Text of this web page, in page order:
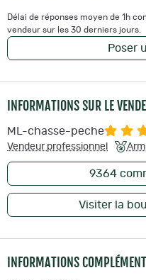
Délai de réponses moyen de 1h
vendeur sur les 30 derniers jours.
Poser
INFORMATIONS SUR LE
ML-chasse-peche
Vendeur professionnel
9364
Visiter la
INFORMATIONS